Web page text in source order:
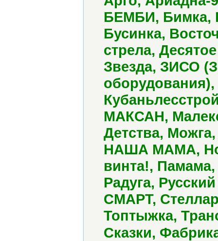
БЕМБИ, Бимка,
Бусинка,
стрела,
Звезда, ЗИСО
МАКСАН,
Детства,
НАША МАМА,
винта!,
Радуга,
СМАРТ,
Топтыжка,
Сказки,